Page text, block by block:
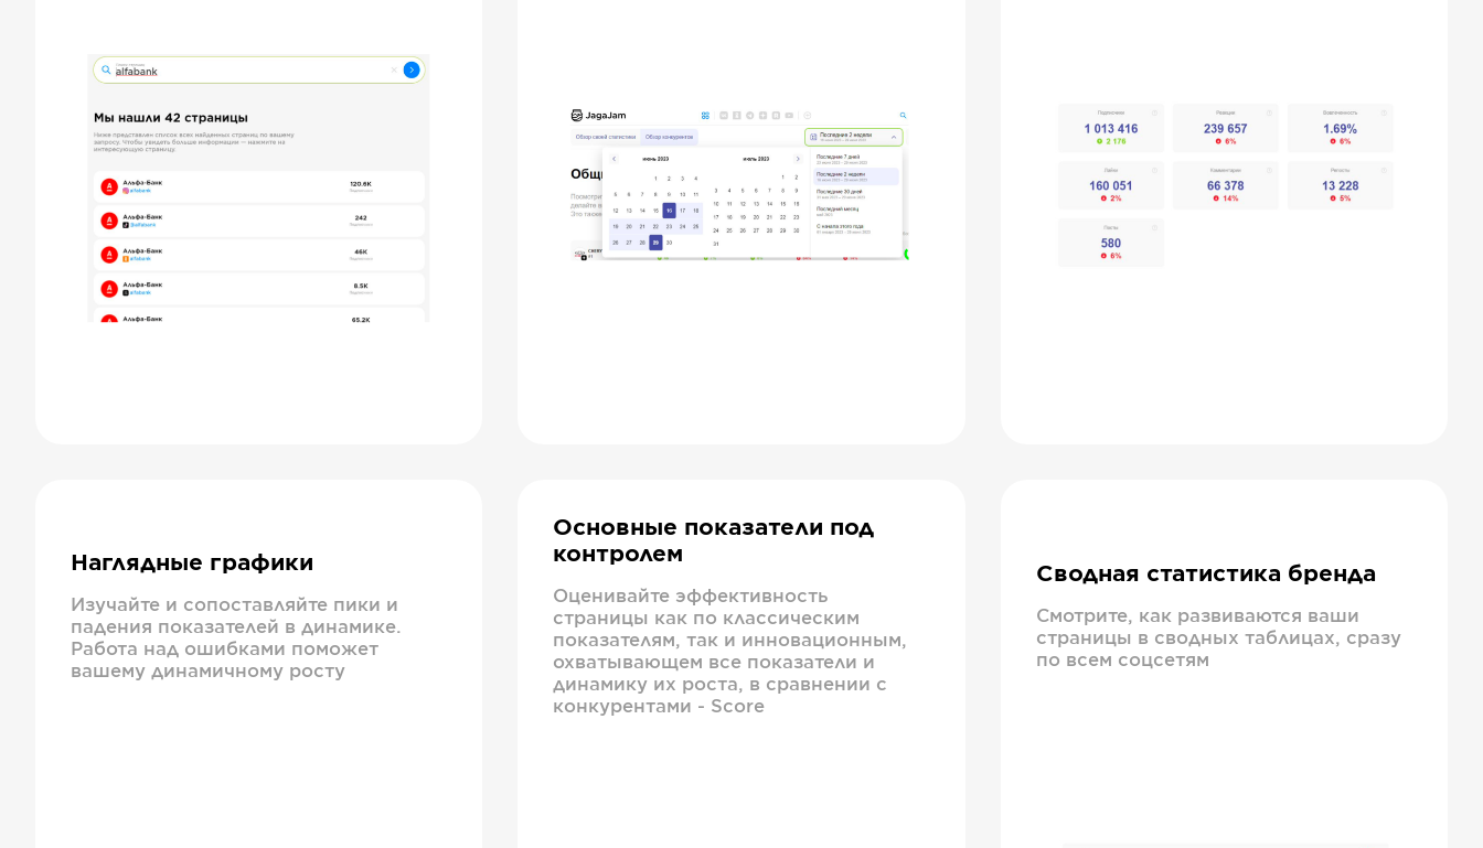
Наглядные графики
Изучайте и сопоставляйте пики и
падения показателей в динамике.
Работа над ошибками поможет
вашему динамичному росту
Основные показатели под
контролем
Оценивайте эффективность
страницы как по классическим
показателям, так и инновационным,
охватывающем все показатели и
динамику их роста, в сравнении с
конкурентами - Score
Сводная статистика бренда
Смотрите, как развиваются ваши
страницы в сводных таблицах, сразу
по всем соцсетям